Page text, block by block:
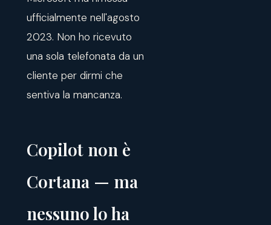
ufficialmente nell'agosto
2023. Non ho ricevuto
una sola telefonata da un
cliente per dirmi che
sentiva la mancanza.
Copilot non è
Cortana — ma
nessuno lo ha